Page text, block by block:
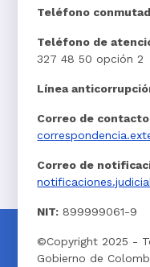
Teléfono
Teléfono de
327 48 50 opción 2
Línea
Correo de
Correo de
NIT: 899999061-9
©Copyright 2025 -
Gobierno de